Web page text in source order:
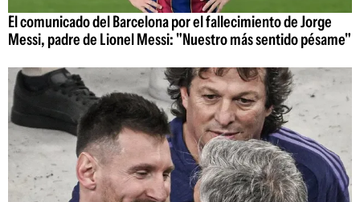
El comunicado del Barcelona por el fallecimiento de Jorge
Messi, padre de Lionel Messi: "Nuestro más sentido pésame"